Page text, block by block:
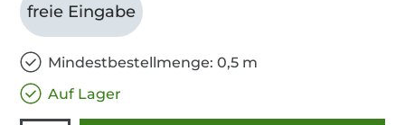
freie Eingabe
Mindestbestellmenge: 0,5 m
Auf Lager